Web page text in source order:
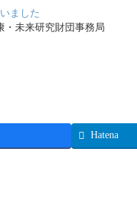
ました
・未来研究財団事務局
Hatena